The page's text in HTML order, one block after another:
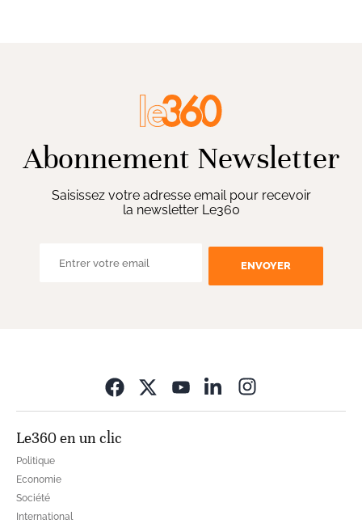
Abonnement Newsletter
Saisissez votre adresse email pour recevoir
la newsletter Le360
ENVOYER
Le360 en un clic
Politique
Economie
Société
International